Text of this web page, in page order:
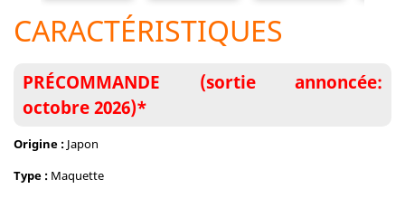
CARACTÉRISTIQUES
PRÉCOMMANDE (sortie annoncée:
octobre 2026)*
Origine : Japon
Type : Maquette